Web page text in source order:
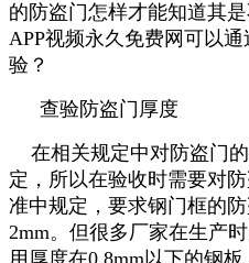
的防盗门怎样才能知道其
APP视频永久免费网可以
验？
查验防盗门厚度
在相关规定中对防盗门
定，所以在验收时需要对
准中规定，要求钢门框的
2mm。但很多厂家在生产